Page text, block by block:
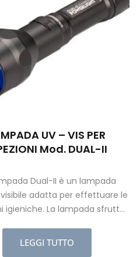
UV – VIS PER
Mod. DUAL-II
Dual-II è un lampada
adatta per effettuare le
igieniche. La lampada sfrutta
di diventare fluorescenti se
LEGGI TUTTO